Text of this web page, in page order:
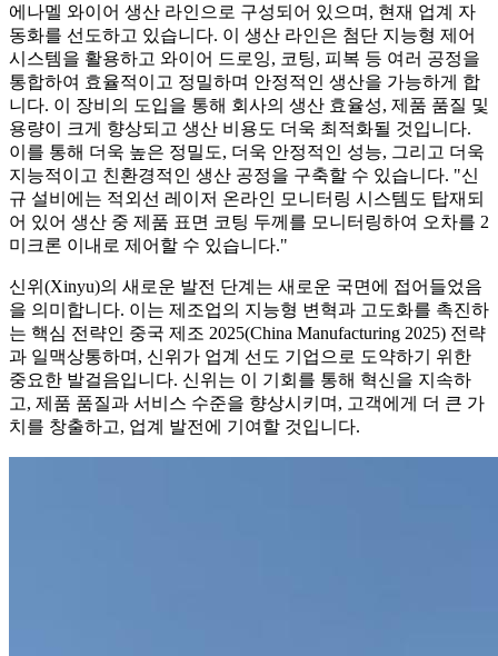
에나멜 와이어 생산 라인으로 구성되어 있으며, 현재 업계 자
동화를 선도하고 있습니다. 이 생산 라인은 첨단 지능형 제어
시스템을 활용하고 와이어 드로잉, 코팅, 피복 등 여러 공정을
통합하여 효율적이고 정밀하며 안정적인 생산을 가능하게 합
니다. 이 장비의 도입을 통해 회사의 생산 효율성, 제품 품질 및
용량이 크게 향상되고 생산 비용도 더욱 최적화될 것입니다.
이를 통해 더욱 높은 정밀도, 더욱 안정적인 성능, 그리고 더욱
지능적이고 친환경적인 생산 공정을 구축할 수 있습니다. "신
규 설비에는 적외선 레이저 온라인 모니터링 시스템도 탑재되
어 있어 생산 중 제품 표면 코팅 두께를 모니터링하여 오차를 2
미크론 이내로 제어할 수 있습니다."
신위(Xinyu)의 새로운 발전 단계는 새로운 국면에 접어들었음
을 의미합니다. 이는 제조업의 지능형 변혁과 고도화를 촉진하
는 핵심 전략인 중국 제조 2025(China Manufacturing 2025) 전략
과 일맥상통하며, 신위가 업계 선도 기업으로 도약하기 위한
중요한 발걸음입니다. 신위는 이 기회를 통해 혁신을 지속하
고, 제품 품질과 서비스 수준을 향상시키며, 고객에게 더 큰 가
치를 창출하고, 업계 발전에 기여할 것입니다.